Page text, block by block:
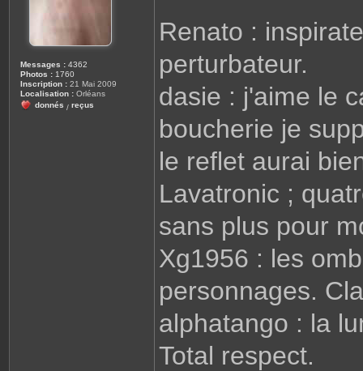
Messages : 4362
Photos : 1760
Inscription : 21 Mai 2009
Localisation : Orléans
donnés / reçus
Renato :
perturbateur.
dasie : j'aime le
boucherie je
le reflet aurai
Lavatronic ;
sans plus pour
Xg1956 : les
personnages.
alphatango : la
Total respect.